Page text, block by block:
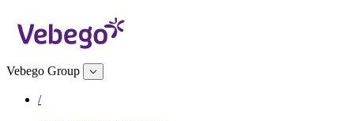
Vebego Group
/